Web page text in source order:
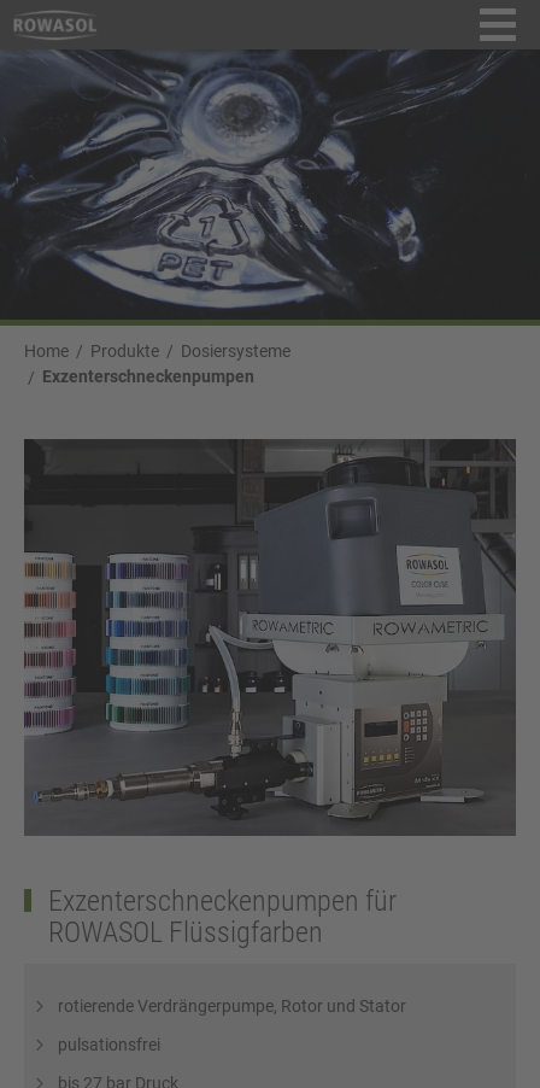
Home Produkte
Dosiersysteme
Exzenterschneckenpumpen
Exzenterschneckenpumpen für
ROWASOL Flüssigfarben
rotierende Verdrängerpumpe, Rotor und Stator
pulsationsfrei
bis 27 bar Druck